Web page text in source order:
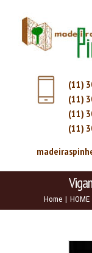
(11)
(11)
(11)
(11)
Home | HOME